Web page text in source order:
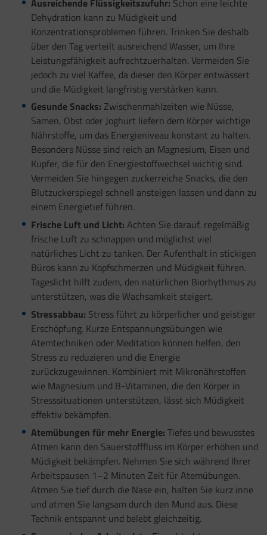
Dehydration kann zu Müdigkeit und
Konzentrationsproblemen führen. Trinken Sie deshalb
über den Tag verteilt ausreichend Wasser, um Ihre
Leistungsfähigkeit aufrechtzuerhalten. Vermeiden Sie
jedoch zu viel Kaffee, da dieser den Körper entwässert
und die Müdigkeit langfristig verstärken kann.
Gesunde Snacks: Zwischenmahlzeiten wie Nüsse,
Samen, Obst oder Joghurt liefern dem Körper wichtige
Nährstoffe, um das Energieniveau konstant zu halten.
Besonders Nüsse sind reich an Magnesium, Eisen und
Kupfer, die für den Energiestoffwechsel wichtig sind.
Vermeiden Sie hingegen zuckerreiche Snacks, die den
Blutzuckerspiegel schnell ansteigen lassen und dann zu
einem Energietief führen.
Frische Luft und Licht: Achten Sie darauf, regelmäßig
frische Luft zu schnappen und möglichst viel
natürliches Licht zu tanken. Der Aufenthalt in stickigen
Büros kann zu Kopfschmerzen und Müdigkeit führen.
Tageslicht hilft zudem, den natürlichen Biorhythmus zu
unterstützen, was die Wachsamkeit steigert.
Stressabbau: Stress führt zu körperlicher und geistiger
Erschöpfung. Kurze Entspannungsübungen wie
Atemtechniken oder Meditation können helfen, den
Stress zu reduzieren und die Energie
zurückzugewinnen. Kombiniert mit Mikronährstoffen
wie Magnesium und B-Vitaminen, die den Körper in
Stresssituationen unterstützen, lässt sich Müdigkeit
effektiv bekämpfen.
Atemübungen für mehr Energie: Tiefes und bewusstes
Atmen kann den Sauerstofffluss im Körper erhöhen und
Müdigkeit bekämpfen. Nehmen Sie sich während Ihrer
Arbeitspausen 1–2 Minuten Zeit für Atemübungen.
Atmen Sie tief durch die Nase ein, halten Sie kurz inne
und atmen Sie langsam durch den Mund aus. Diese
Technik entspannt und belebt gleichzeitig.